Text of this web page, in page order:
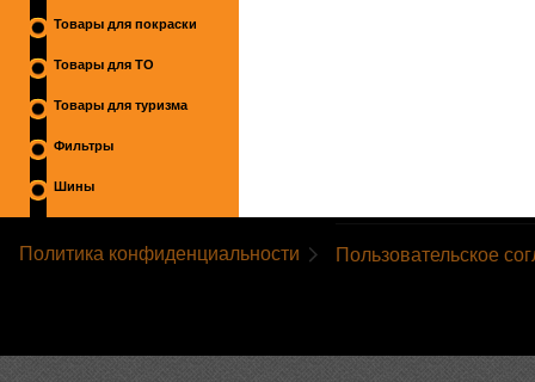
Товары для покраски
Товары для ТО
Товары для туризма
Фильтры
Шины
Политика конфиденциальности Пользовательское